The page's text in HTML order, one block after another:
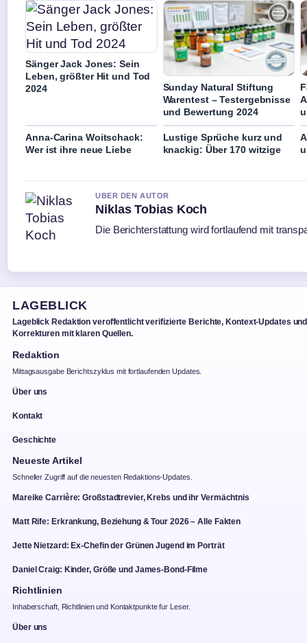
Sänger Jack Jones: Sein
Leben, größter Hit und Tod
2024
Sunday Natural Stiftung
Warentest – Testergebnisse
und Bewertung 2024
Anna-Carina Woitschack:
Wer ist ihre neue Liebe
Lustige Sprüche kurz und
knackig: Über 170 witzige
UBER DEN AUTOR
Niklas Tobias Koch
Die Berichterstattung wird fortlaufend mit
LAGEBLICK
Lageblick Redaktion veroffentlicht verifizierte Berichte, Kontext-Updates und
Korrekturen mit klaren Quellen.
Redaktion
Mittagsausgabe Berichtszyklus mit fortlaufenden Updates.
Über uns
Kontakt
Geschichte
Neueste Artikel
Schneller Zugriff auf die neuesten Redaktions-Updates.
Mareike Carrière: Großstadtrevier, Krebs und ihr Vermächtnis
Matt Rife: Erkrankung, Beziehung & Tour 2026 – Alle Fakten
Jette Nietzard: Ex-Chefin der Grünen Jugend im Porträt
Daniel Craig: Kinder, Größe und James-Bond-Filme
Richtlinien
Inhaberschaft, Richtlinien und Kontaktpunkte fur Leser.
Über uns